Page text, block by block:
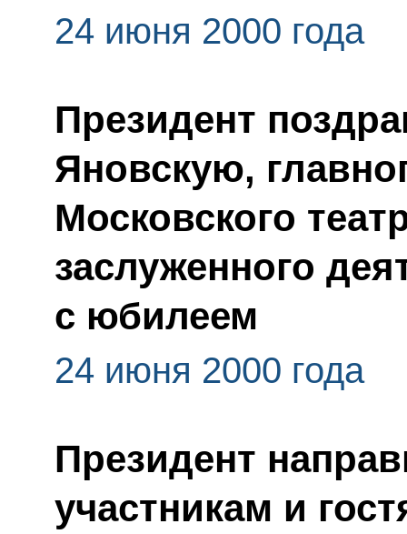
24 июня 2000 года
Президент
Яновскую,
Московского
заслуженного
с юбилеем
24 июня 2000 года
Президент
участникам и